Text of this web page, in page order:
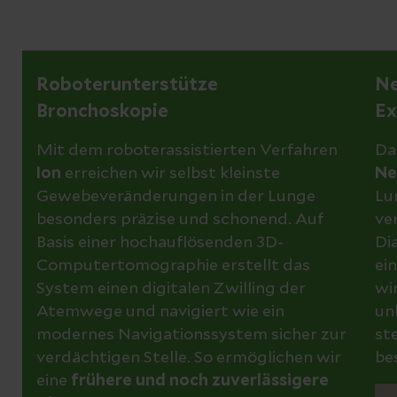
oder CT des
Kopfes, Skelettszintigraphie oder
Medikamentöse Therapie
mittlerweile auchmoderne
medikamentöse Therapienzur
Verfügung, darunter zielgerichtete
Therapien und Immuntherapien. Diese
Wirkstoffe gelangen über die Blutbahn
zum Tumor und bekämpfen die
Krebszellen gezielt.
Strahlentherapie
Die Strahlentherapie nutzt
Gesundheitszustand regelmäßig
kontrolliert, Therapien werden bei Bedarf
angepasst und Nebenwirkungen gezielt
Angebote
wieAtemtherapie, physiotherapeutisch
es
Training, Ernährungsberatung und psych
osoziale Begleitung, um Kraft,
Belastbarkeit und Lebensqualität zu
erhalten oder wieder aufzubauen.
Auch nach Abschluss einzelner
Therapieabschnitte bleibt die Begleitung
Roboterunterstütze
Bronchoskopie
Mit dem roboterassistierten Verfahren
Ion erreichen wir selbst kleinste
Gewebeveränderungen in der Lunge
besonders präzise und schonend. Auf
Basis einer hochauflösenden 3D-
Computertomographie erstellt das
System einen digitalen Zwilling der
Atemwege und navigiert wie ein
modernes Navigationssystem sicher zur
verdächtigen Stelle. So ermöglichen wir
eine frühere und noch zuverlässigere